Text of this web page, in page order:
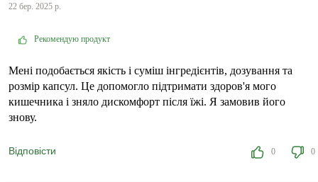
22 бер. 2025 р.
Рекомендую продукт
Мені подобається якість і суміш інгредієнтів, дозування та
розмір капсул. Це допомогло підтримати здоров'я мого
кишечника і зняло дискомфорт після їжі. Я замовив його
знову.
Відповісти 0 0